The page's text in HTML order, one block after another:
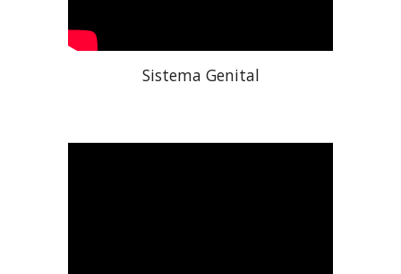
Sistema Genital